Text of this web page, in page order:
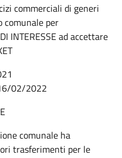
commerciali di generi
per
INTERESSE ad accettare
02/2022
comunale ha
trasferimenti per le